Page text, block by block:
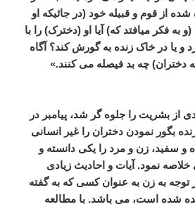
شده از قوم و قبیله خود (در جائیکه او
(و به فکر میافتد که) آیا او (دخترک)را
با
و یا در خاک زنده به گورش کند؟ آگاه
دختران)چه بد فیصله می کنند.»
از بشریت را جلوه گر شد، پیامبر در
بگور نمودن دختران را غیر
انسانی
و سفید، زن و مرد را یکی دانسته و
خلاصه نمود. آیات و احادیث زیادی
توجه به زن به عنوان کسی که به گفته
شده است، می باشد.با مطالعه